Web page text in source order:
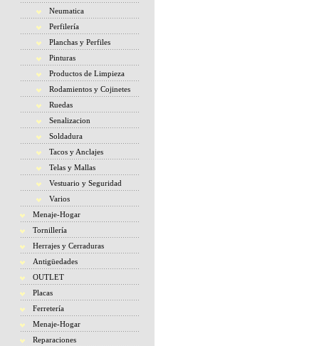
Neumatica
Perfilería
Planchas y Perfiles
Pinturas
Productos de Limpieza
Rodamientos y Cojinetes
Ruedas
Senalizacion
Soldadura
Tacos y Anclajes
Telas y Mallas
Vestuario y Seguridad
Varios
Menaje-Hogar
Tornillería
Herrajes y Cerraduras
Antigüedades
OUTLET
Placas
Ferretería
Menaje-Hogar
Reparaciones